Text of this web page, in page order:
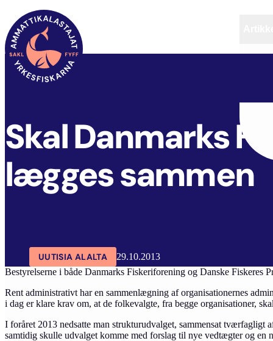
SAKL ARTIKKELIT
Skal Danmarks
lægges sammen
UUTISIA ALALTA
29.10.2013
Bestyrelserne i både Danmarks Fiskeriforening og Danske Fiskeres
Rent administrativt har en sammenlægning af organisationernes
i dag er klare krav om, at de folkevalgte, fra begge organisationer,
I foråret 2013 nedsatte man strukturudvalget, sammensat
samtidig skulle udvalget komme med forslag til nye vedtægter og en